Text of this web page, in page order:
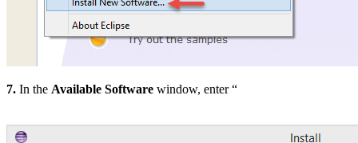
7. In the Available Software window, enter “